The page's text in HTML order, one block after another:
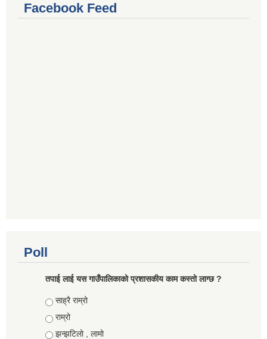
Facebook Feed
Poll
तपाई लाई यस गाउँपालिकाको प्रशासकीय काम कस्तो लाग्छ ?
Choices
साह्रै राम्रो
राम्रो
झन्झटिलो , लामो